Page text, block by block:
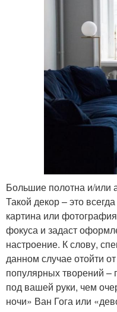
Большие полотна и/или
Такой декор – это
картина или
фокуса и задаст
настроение. К слову,
данном случае отойти
популярных творений –
под вашей руки, чем
ночи» Ван Гога или